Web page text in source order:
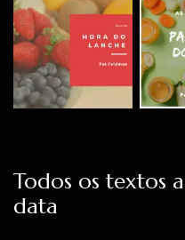
Todos os textos
data